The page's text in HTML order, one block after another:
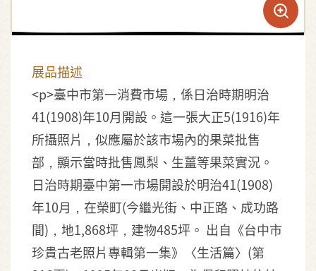
展品描述
<p>臺中市第一消費市場，係日治時期明治
41(1908)年10月開設。這一張大正5(1916)年
所攝照片，似應屬於該市場內的果菜批售
部，顯示當時批售鳳梨、生薑等果菜實況。
日治時期臺中第一市場開設於明治41(1908)
年10月，在榮町(今繼光街、中正路、成功路
間)，地1,868坪，建物485坪。 出自《台中市
珍貴古老照片專輯第一集》〈生活篇〉(第